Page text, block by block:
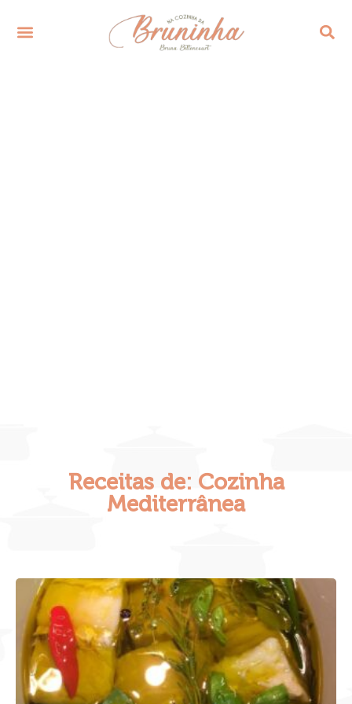
Receitas de: Cozinha
Mediterrânea